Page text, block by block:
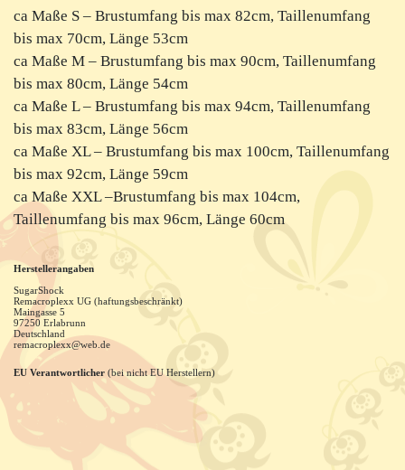
ca Maße S – Brustumfang bis max 82cm, Taillenumfang
bis max 70cm, Länge 53cm
ca Maße M – Brustumfang bis max 90cm, Taillenumfang
bis max 80cm, Länge 54cm
ca Maße L – Brustumfang bis max 94cm, Taillenumfang
bis max 83cm, Länge 56cm
ca Maße XL – Brustumfang bis max 100cm, Taillenumfang
bis max 92cm, Länge 59cm
ca Maße XXL –Brustumfang bis max 104cm,
Taillenumfang bis max 96cm, Länge 60cm
Herstellerangaben
SugarShock
Remacroplexx UG (haftungsbeschränkt)
Maingasse 5
97250 Erlabrunn
Deutschland
remacroplexx@web.de
EU Verantwortlicher (bei nicht EU Herstellern)